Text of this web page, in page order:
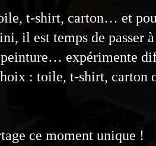
t-shirt, carton… et
il est temps de passer
expérimente
: toile, t-shirt, carton
ce moment unique !